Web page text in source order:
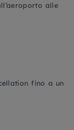
alle
fino a un